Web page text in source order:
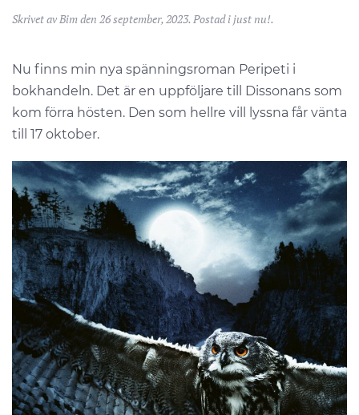
Skrivet avBimden 26 september, 2023. Postad ijust nu!.
Nu finns min nya spänningsroman Peripeti i
bokhandeln. Det är en uppföljare till Dissonans som
kom förra hösten. Den som hellre vill lyssna får vänta
till 17 oktober.